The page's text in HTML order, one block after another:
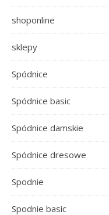
shoponline
sklepy
Spódnice
Spódnice basic
Spódnice damskie
Spódnice dresowe
Spodnie
Spodnie basic